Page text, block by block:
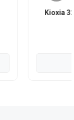
Flash Bellek